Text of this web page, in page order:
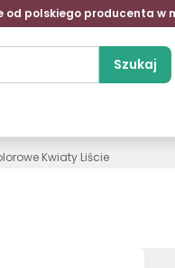
od polskiego producenta w
Szukaj
Kwiaty Liście